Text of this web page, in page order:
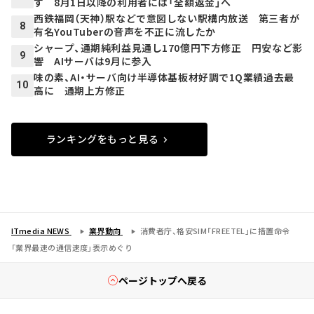
8
西鉄福岡（天神）駅などで意図しない駅構内放送 第三者が
有名YouTuberの音声を不正に流したか
9
シャープ、通期純利益見通し170億円下方修正 円安など影
響 AIサーバは9月に参入
10
味の素、AI・サーバ向け半導体基板材好調で1Q業績過去最
高に 通期上方修正
ランキングをもっと見る
ITmedia NEWS 業界動向
消費者庁、格安SIM「FREETEL」に措置命令
「業界最速の通信速度」表示めぐり
ページトップへ戻る